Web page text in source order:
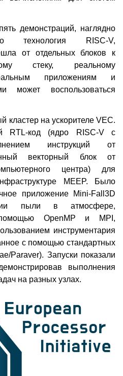
демонстраций, наглядно
технология RISC-V,
от отдельных блоков к
стеку, реальному
приложениям и
может воспользоваться
кластер на ускорителе VEC.
RTL-код (ядро RISC-V с
инструкций от
векторный блок от
центра) для
MEEP. Было
приложение Mini-Fall3D
пыли в атмосфере,
OpenMP и MPI,
инструментария
с помощью стандартных
Paraver). Запуски показали
выполнения
на разных узлах.